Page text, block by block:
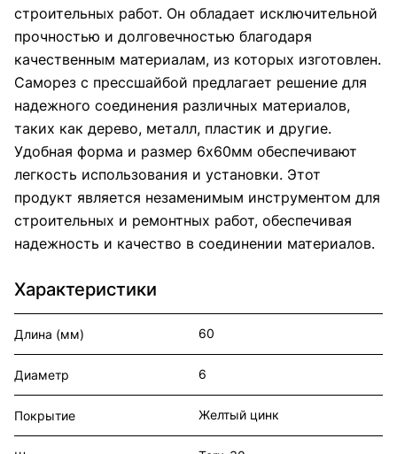
строительных работ. Он обладает исключительной
прочностью и долговечностью благодаря
качественным материалам, из которых изготовлен.
Саморез с прессшайбой предлагает решение для
надежного соединения различных материалов,
таких как дерево, металл, пластик и другие.
Удобная форма и размер 6х60мм обеспечивают
легкость использования и установки. Этот
продукт является незаменимым инструментом для
строительных и ремонтных работ, обеспечивая
надежность и качество в соединении материалов.
Характеристики
Длина (мм) 60
Диаметр 6
Покрытие Желтый цинк